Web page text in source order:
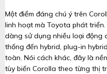
Một điểm đáng chú ý trên
linh hoạt mà Toyota phát
dàng sử dụng nhiều loại động
thống đến hybrid, plug-in
toàn. Nói cách khác, đây là
tùy biến Corolla theo từng thị